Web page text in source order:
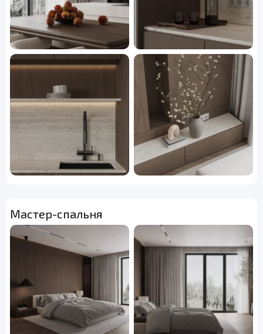
Мастер-спальня